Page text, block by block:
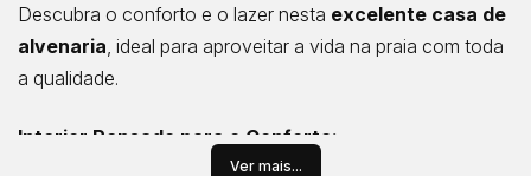
Descubra o conforto e o lazer nesta excelente casa de
alvenaria , ideal para aproveitar a vida na praia com toda
a qualidade.
Interior Pensado para o Conforto:
2 dormitórios aconchegantes.
Ver mais...